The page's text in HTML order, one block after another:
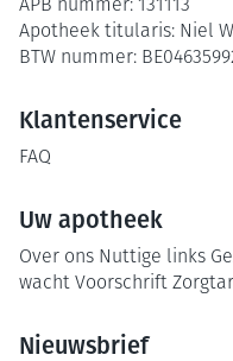
APB nummer: 131113
Apotheek titularis: Niel
BTW nummer:
Klantenservice
FAQ
Uw apotheek
Over ons Nuttige links
wacht Voorschrift
Nieuwsbrief